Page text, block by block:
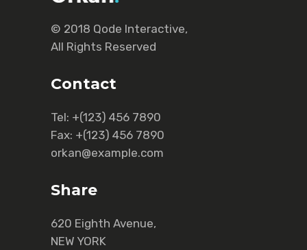
© 2018 Qode Interactive,
All Rights Reserved
Contact
Tel: +(123) 456 7890
Fax: +(123) 456 7890
orkan@example.com
Share
620 Eighth Avenue,
NEW YORK